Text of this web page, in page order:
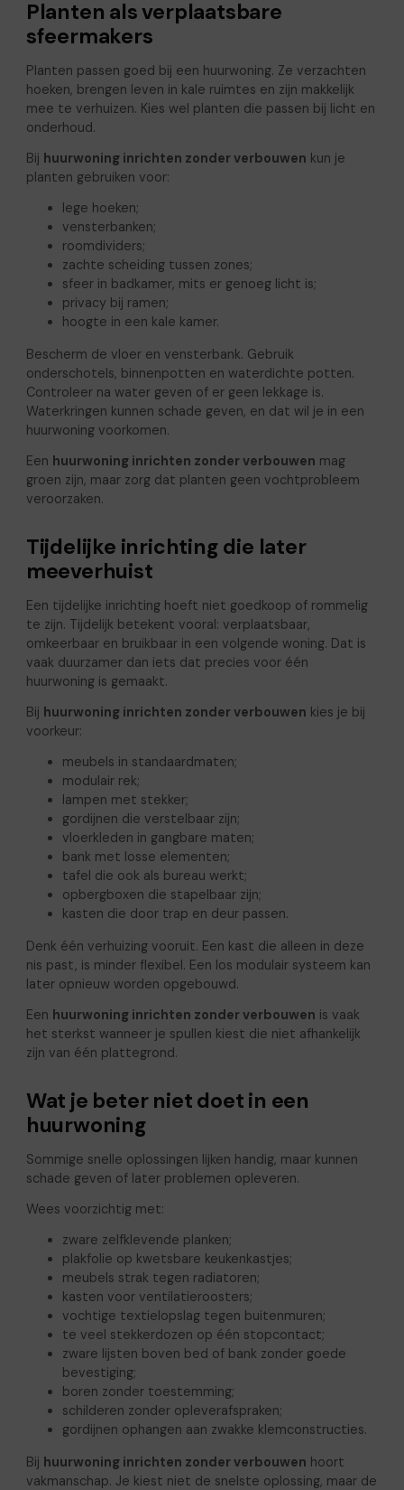
Planten als verplaatsbare
sfeermakers
Planten passen goed bij een huurwoning. Ze verzachten
hoeken, brengen leven in kale ruimtes en zijn makkelijk
mee te verhuizen. Kies wel planten die passen bij licht en
onderhoud.
Bij huurwoning inrichten zonder verbouwen kun je
planten gebruiken voor:
lege hoeken;
vensterbanken;
roomdividers;
zachte scheiding tussen zones;
sfeer in badkamer, mits er genoeg licht is;
privacy bij ramen;
hoogte in een kale kamer.
Bescherm de vloer en vensterbank. Gebruik
onderschotels, binnenpotten en waterdichte potten.
Controleer na water geven of er geen lekkage is.
Waterkringen kunnen schade geven, en dat wil je in een
huurwoning voorkomen.
Een huurwoning inrichten zonder verbouwen mag
groen zijn, maar zorg dat planten geen vochtprobleem
veroorzaken.
Tijdelijke inrichting die later
meeverhuist
Een tijdelijke inrichting hoeft niet goedkoop of rommelig
te zijn. Tijdelijk betekent vooral: verplaatsbaar,
omkeerbaar en bruikbaar in een volgende woning. Dat is
vaak duurzamer dan iets dat precies voor één
huurwoning is gemaakt.
Bij huurwoning inrichten zonder verbouwen kies je bij
voorkeur:
meubels in standaardmaten;
modulair rek;
lampen met stekker;
gordijnen die verstelbaar zijn;
vloerkleden in gangbare maten;
bank met losse elementen;
tafel die ook als bureau werkt;
opbergboxen die stapelbaar zijn;
kasten die door trap en deur passen.
Denk één verhuizing vooruit. Een kast die alleen in deze
nis past, is minder flexibel. Een los modulair systeem kan
later opnieuw worden opgebouwd.
Een huurwoning inrichten zonder verbouwen is vaak
het sterkst wanneer je spullen kiest die niet afhankelijk
zijn van één plattegrond.
Wat je beter niet doet in een
huurwoning
Sommige snelle oplossingen lijken handig, maar kunnen
schade geven of later problemen opleveren.
Wees voorzichtig met:
zware zelfklevende planken;
plakfolie op kwetsbare keukenkastjes;
meubels strak tegen radiatoren;
kasten voor ventilatieroosters;
vochtige textielopslag tegen buitenmuren;
te veel stekkerdozen op één stopcontact;
zware lijsten boven bed of bank zonder goede
bevestiging;
boren zonder toestemming;
schilderen zonder opleverafspraken;
gordijnen ophangen aan zwakke klemconstructies.
Bij huurwoning inrichten zonder verbouwen hoort
vakmanschap. Je kiest niet de snelste oplossing, maar de